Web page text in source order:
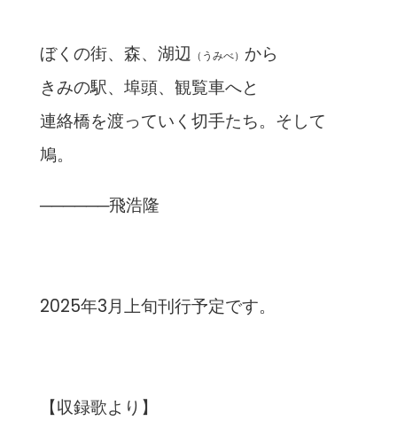
ぼくの街、森、湖辺 （うみべ） から
きみの駅、埠頭、観覧車へと
連絡橋を渡っていく切手たち。そして
鳩。
──────飛浩隆
2025年3月上旬刊行予定です。
【収録歌より】